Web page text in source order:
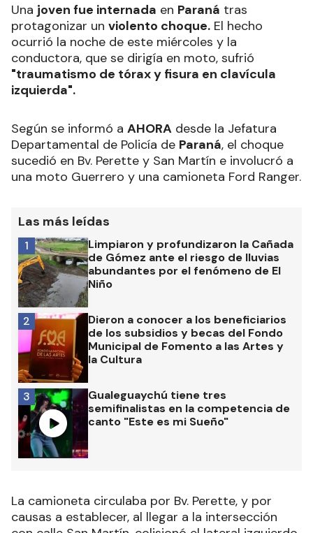
Una joven fue internada en Paraná tras
protagonizar un violento choque. El hecho
ocurrió la noche de este miércoles y la
conductora, que se dirigía en moto, sufrió
"traumatismo de tórax y fisura en clavícula
izquierda".
Según se informó a AHORA desde la Jefatura
Departamental de Policía de Paraná, el choque
sucedió en Bv. Perette y San Martín e involucró a
una moto Guerrero y una camioneta Ford Ranger.
Las más leídas
Limpiaron y profundizaron la Cañada
de Gómez ante el riesgo de lluvias
abundantes por el fenómeno de El
Niño
1
Dieron a conocer a los beneficiarios
de los subsidios y becas del Fondo
Municipal de Fomento a las Artes y
la Cultura
2
Gualeguaychú tiene tres
semifinalistas en la competencia de
canto "Este es mi Sueño"
3
La camioneta circulaba por Bv. Perette, y por
causas a establecer, al llegar a la intersección